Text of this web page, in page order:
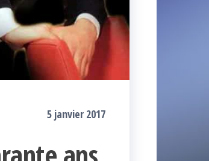
5 janvier 2017